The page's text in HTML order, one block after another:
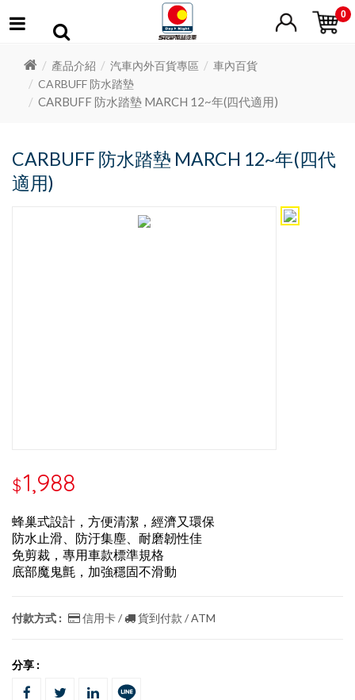
0
產品介紹 汽車內外百貨專區
車內百貨
CARBUFF 防水踏墊
CARBUFF 防水踏墊 MARCH 12~年(四代適用)
CARBUFF 防水踏墊 MARCH 12~年(四代
適用)
$1,988
蜂巢式設計，方便清潔，經濟又環保
防水止滑、防汙集塵、耐磨韌性佳
免剪裁，專用車款標準規格
底部魔鬼氈，加強穩固不滑動
付款方式 : 信用卡 / 貨到付款 / ATM
分享 :